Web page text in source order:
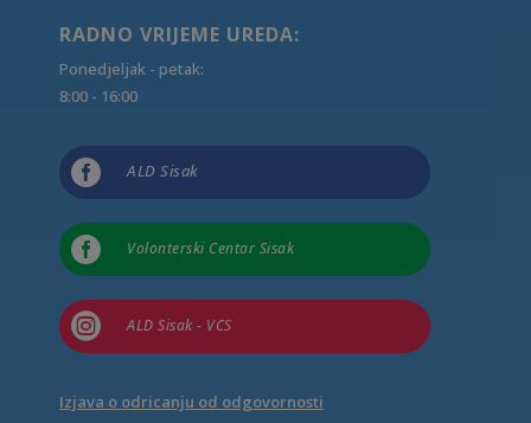
RADNO VRIJEME UREDA:
Ponedjeljak - petak:
8:00 - 16:00
 ALD Sisak
 Volonterski Centar Sisak
 ALD Sisak - VCS
Izjava o odricanju od odgovornosti